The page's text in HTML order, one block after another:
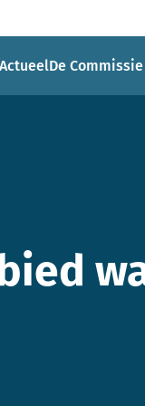
ActueelDe